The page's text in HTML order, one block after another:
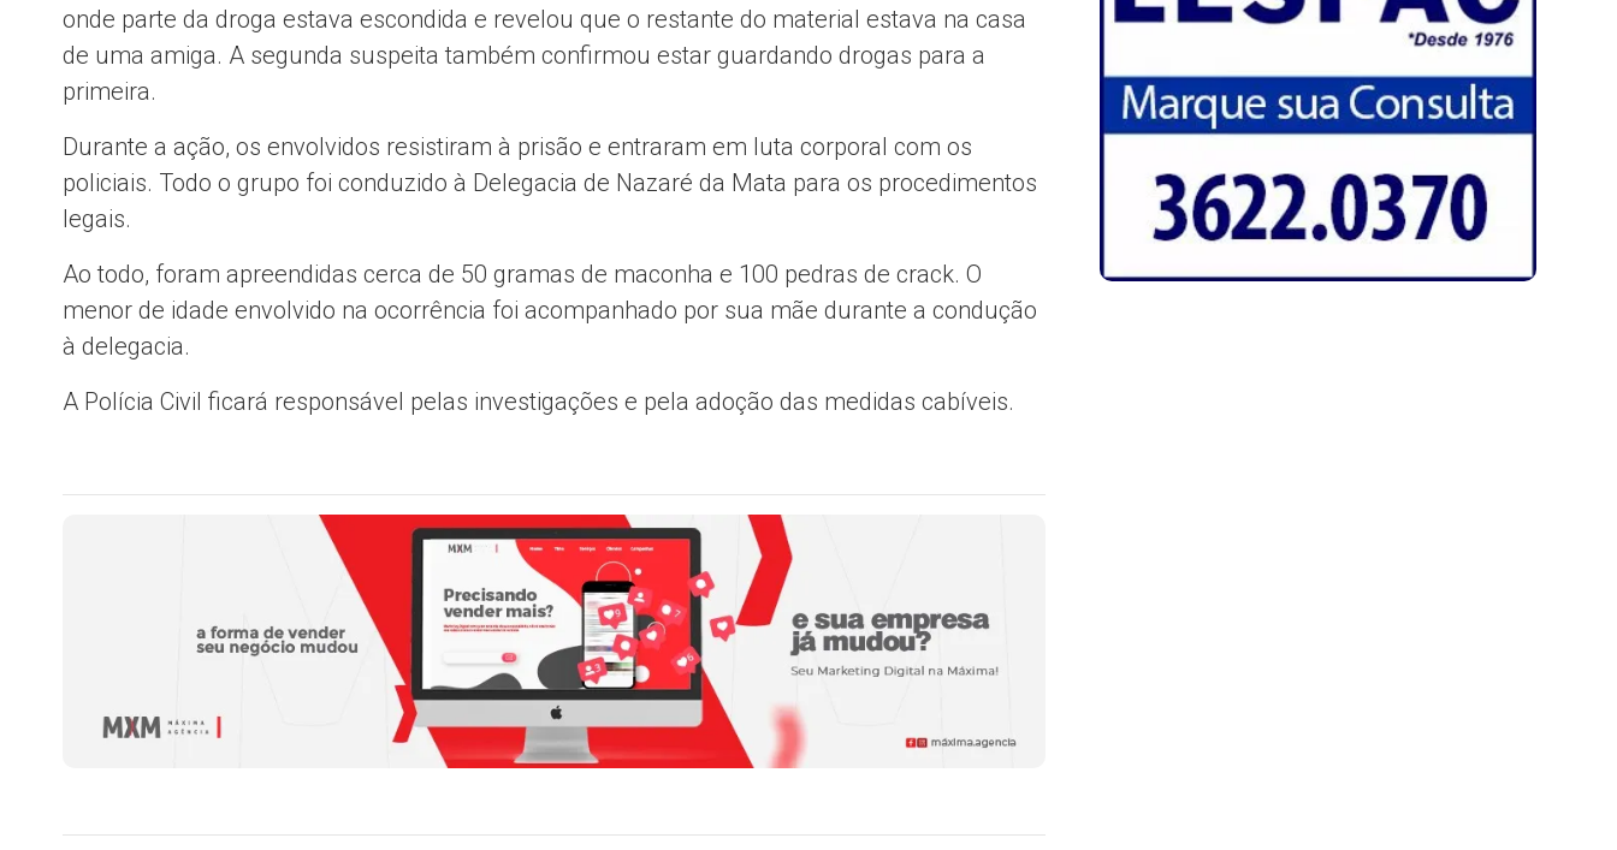
onde parte da droga estava escondida e revelou que o restante do material estava na casa
de uma amiga. A segunda suspeita também confirmou estar guardando drogas para a
primeira.
Durante a ação, os envolvidos resistiram à prisão e entraram em luta corporal com os
policiais. Todo o grupo foi conduzido à Delegacia de Nazaré da Mata para os procedimentos
legais.
Ao todo, foram apreendidas cerca de 50 gramas de maconha e 100 pedras de crack. O
menor de idade envolvido na ocorrência foi acompanhado por sua mãe durante a condução
à delegacia.
A Polícia Civil ficará responsável pelas investigações e pela adoção das medidas cabíveis.